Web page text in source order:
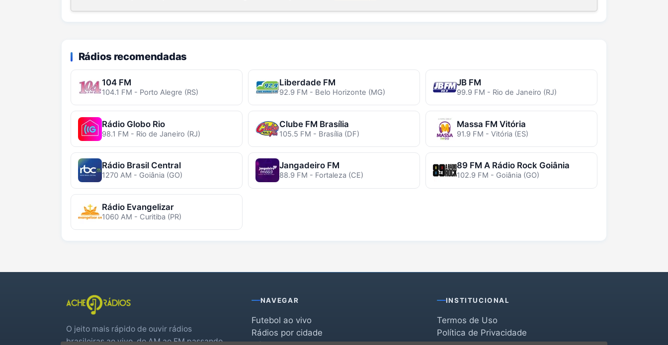
Rádios recomendadas
104 FM
104.1 FM - Porto Alegre (RS)
Liberdade FM
92.9 FM - Belo Horizonte (MG)
JB FM
99.9 FM - Rio de Janeiro (RJ)
Rádio Globo Rio
98.1 FM - Rio de Janeiro (RJ)
Clube FM Brasília
105.5 FM - Brasília (DF)
Massa FM Vitória
91.9 FM - Vitória (ES)
Rádio Brasil Central
1270 AM - Goiânia (GO)
Jangadeiro FM
88.9 FM - Fortaleza (CE)
89 FM A Rádio Rock Goiânia
102.9 FM - Goiânia (GO)
Rádio Evangelizar
1060 AM - Curitiba (PR)
O jeito mais rápido de ouvir rádios
brasileiras ao vivo, do AM ao FM passando
NAVEGAR
Futebol ao vivo
Rádios por cidade
INSTITUCIONAL
Termos de Uso
Política de Privacidade